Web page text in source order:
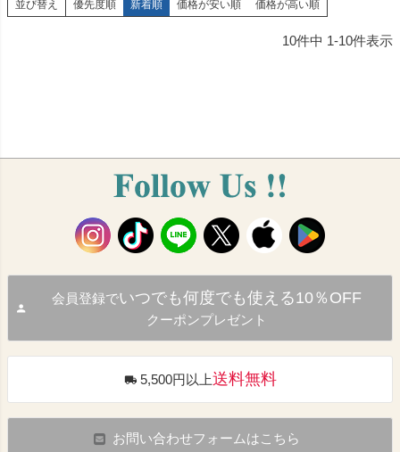
並び替え 優先度順 新着順 価格が安い順 価格が高い順
10件中 1-10件表示
会員登録でいつでも何度でも使える10％OFF
クーポンプレゼント
5,500円以上送料無料
お問い合わせフォームはこちら